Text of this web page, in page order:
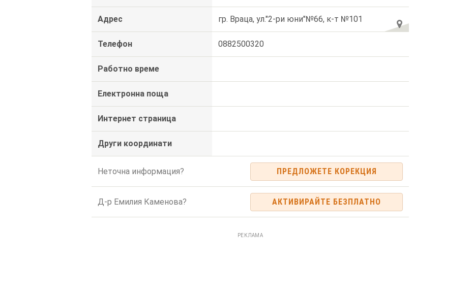
Адрес гр. Враца, ул."2-ри юни"№66, к-т №101
Телефон 0882500320
Работно време
Електронна поща
Интернет страница
Други координати
Неточна информация? ПРЕДЛОЖЕТЕ КОРЕКЦИЯ
Д-р Емилия Каменова? АКТИВИРАЙТЕ БЕЗПЛАТНО
РЕКЛАМА